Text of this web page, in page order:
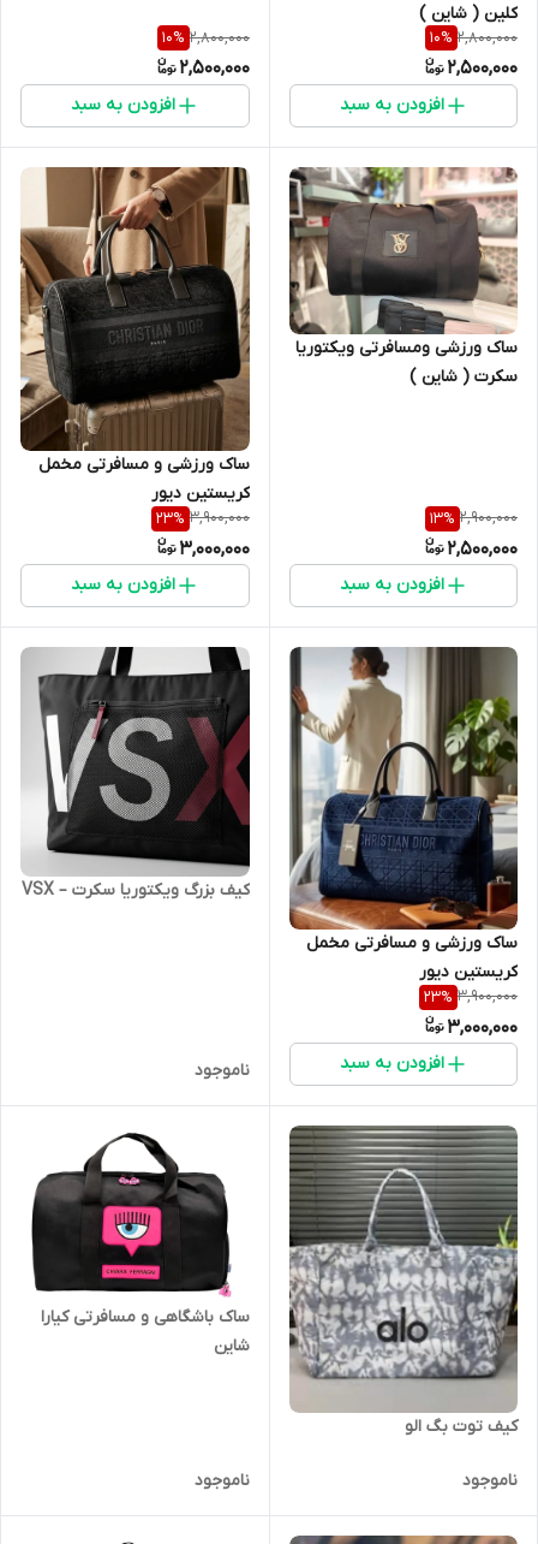
کلین ( شاین )
2,800,000
10%
2,500,000
افزودن به سبد
2,800,000
10%
2,500,000
افزودن به سبد
ساک ورزشی ومسافرتی ویکتوریا
سکرت ( شاین )
2,900,000
13%
2,500,000
افزودن به سبد
ساک ورزشی و مسافرتی مخمل
کریستین دیور
3,900,000
23%
3,000,000
افزودن به سبد
ساک ورزشی و مسافرتی مخمل
کریستین دیور
3,900,000
23%
3,000,000
افزودن به سبد
کیف بزرگ ویکتوریا سکرت – VSX
ناموجود
کیف توت بگ الو
ناموجود
ساک باشگاهی و مسافرتی کیارا
شاین
ناموجود